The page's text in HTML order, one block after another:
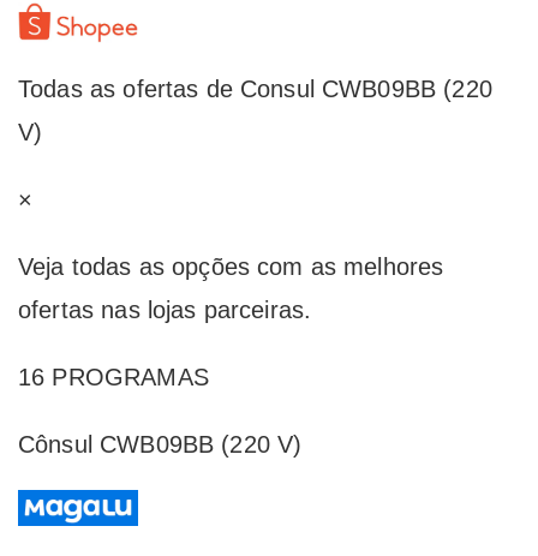
Todas as ofertas de Consul CWB09BB (220
V)
×
Veja todas as opções com as melhores
ofertas nas lojas parceiras.
16 PROGRAMAS
Cônsul CWB09BB (220 V)